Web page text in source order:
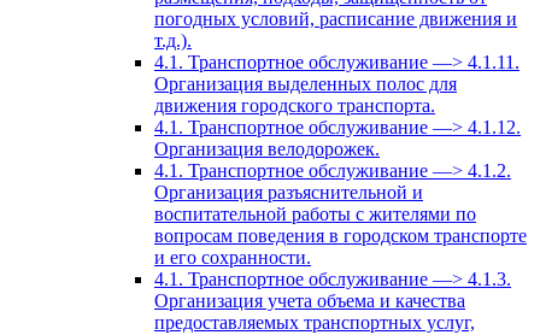
погодных условий, расписание движения и
т.д.).
4.1. Транспортное обслуживание —> 4.1.11.
Организация выделенных полос для
движения городского транспорта.
4.1. Транспортное обслуживание —> 4.1.12.
Организация велодорожек.
4.1. Транспортное обслуживание —> 4.1.2.
Организация разъяснительной и
воспитательной работы с жителями по
вопросам поведения в городском транспорте
и его сохранности.
4.1. Транспортное обслуживание —> 4.1.3.
Организация учета объема и качества
предоставляемых транспортных услуг,